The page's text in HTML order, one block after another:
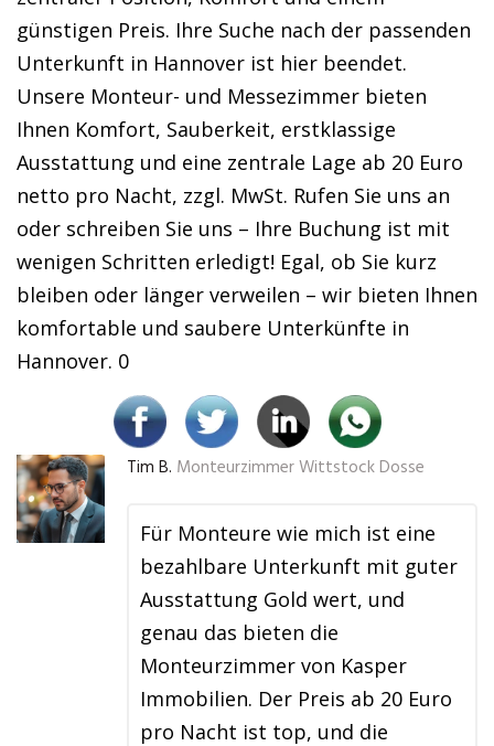
günstigen Preis. Ihre Suche nach der passenden
Unterkunft in Hannover ist hier beendet.
Unsere Monteur- und Messezimmer bieten
Ihnen Komfort, Sauberkeit, erstklassige
Ausstattung und eine zentrale Lage ab 20 Euro
netto pro Nacht, zzgl. MwSt. Rufen Sie uns an
oder schreiben Sie uns – Ihre Buchung ist mit
wenigen Schritten erledigt! Egal, ob Sie kurz
bleiben oder länger verweilen – wir bieten Ihnen
komfortable und saubere Unterkünfte in
Hannover. 0
Tim B. Monteurzimmer Wittstock Dosse
Für Monteure wie mich ist eine
bezahlbare Unterkunft mit guter
Ausstattung Gold wert, und
genau das bieten die
Monteurzimmer von Kasper
Immobilien. Der Preis ab 20 Euro
pro Nacht ist top, und die